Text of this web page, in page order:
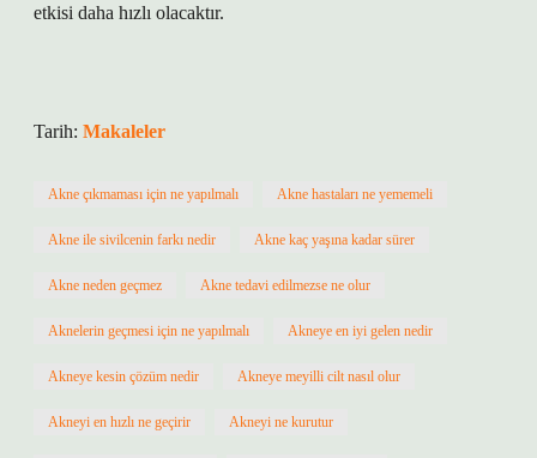
etkisi daha hızlı olacaktır.
Tarih: Makaleler
Akne çıkmaması için ne yapılmalı Akne hastaları ne yememeli
Akne ile sivilcenin farkı nedir Akne kaç yaşına kadar sürer
Akne neden geçmez Akne tedavi edilmezse ne olur
Aknelerin geçmesi için ne yapılmalı Akneye en iyi gelen nedir
Akneye kesin çözüm nedir Akneye meyilli cilt nasıl olur
Akneyi en hızlı ne geçirir Akneyi ne kurutur